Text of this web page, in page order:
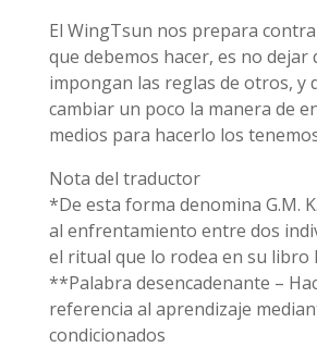
El WingTsun nos prepara
que debemos hacer, es no dejar
impongan las reglas de otros, y
cambiar un poco la manera de
medios para hacerlo los
Nota del traductor
*De esta forma denomina G.M.
al enfrentamiento entre dos
el ritual que lo rodea en su libro
**Palabra desencadenante –
referencia al aprendizaje
condicionados